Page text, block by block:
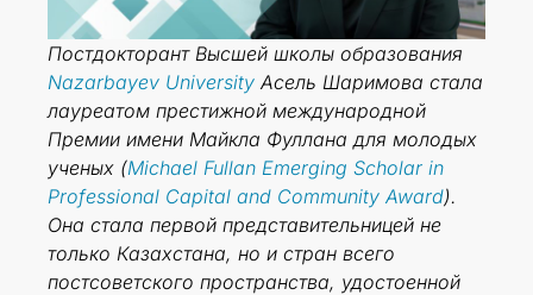
Постдокторант Высшей школы образования
Nazarbayev University Асель Шаримова стала
лауреатом престижной международной
Премии имени Майкла Фуллана для молодых
ученых (Michael Fullan Emerging Scholar in
Professional Capital and Community Award).
Она стала первой представительницей не
только Казахстана, но и стран всего
постсоветского пространства, удостоенной